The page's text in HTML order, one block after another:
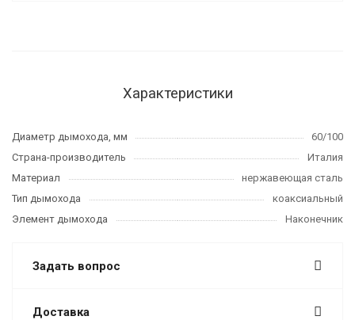
Характеристики
Диаметр дымохода, мм
60/100
Страна-производитель
Италия
Материал
нержавеющая сталь
Тип дымохода
коаксиальный
Элемент дымохода
Наконечник
Задать вопрос
Доставка